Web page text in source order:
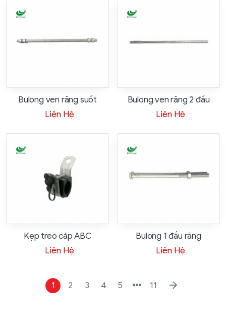
Bulong ven răng suốt
Liên Hệ
Bulong ven răng 2 đầu
Liên Hệ
Kẹp treo cáp ABC
Liên Hệ
Bulong 1 đầu răng
Liên Hệ
1 2 3 4 5 11